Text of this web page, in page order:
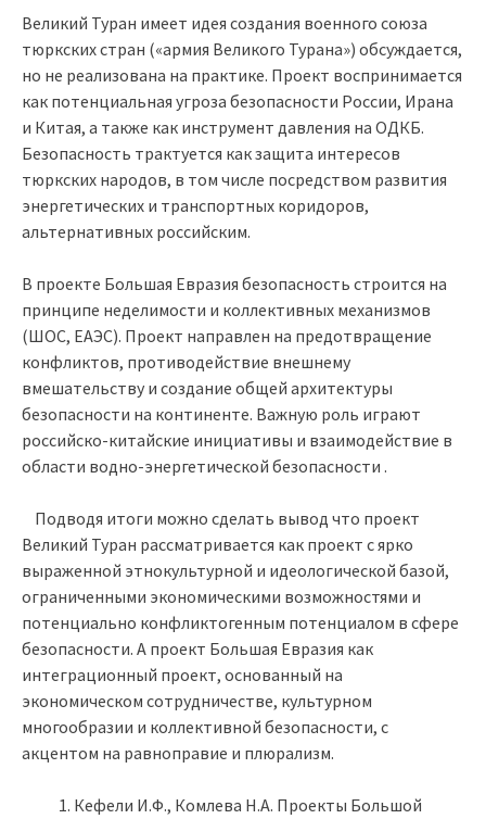
Великий Туран имеет идея создания военного союза
тюркских стран («армия Великого Турана») обсуждается,
но не реализована на практике. Проект воспринимается
как потенциальная угроза безопасности России, Ирана
и Китая, а также как инструмент давления на ОДКБ.
Безопасность трактуется как защита интересов
тюркских народов, в том числе посредством развития
энергетических и транспортных коридоров,
альтернативных российским.
В проекте Большая Евразия безопасность строится на
принципе неделимости и коллективных механизмов
(ШОС, ЕАЭС). Проект направлен на предотвращение
конфликтов, противодействие внешнему
вмешательству и создание общей архитектуры
безопасности на континенте. Важную роль играют
российско-китайские инициативы и взаимодействие в
области водно-энергетической безопасности .
Подводя итоги можно сделать вывод что проект
Великий Туран рассматривается как проект с ярко
выраженной этнокультурной и идеологической базой,
ограниченными экономическими возможностями и
потенциально конфликтогенным потенциалом в сфере
безопасности. А проект Большая Евразия как
интеграционный проект, основанный на
экономическом сотрудничестве, культурном
многообразии и коллективной безопасности, с
акцентом на равноправие и плюрализм.
Кефели И.Ф., Комлева Н.А. Проекты Большой